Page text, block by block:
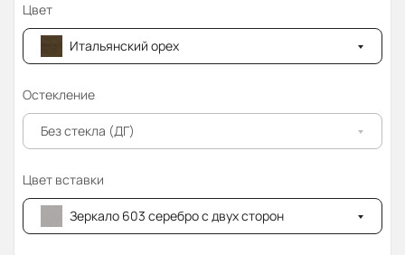
Цвет
Итальянский орех
Остекление
Без стекла (ДГ)
Цвет вставки
Зеркало 603 серебро с двух сторон